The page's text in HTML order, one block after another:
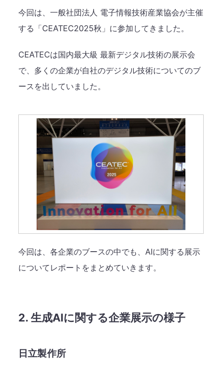
今回は、一般社団法人 電子情報技術産業協会が主催
する「CEATEC2025秋」に参加してきました。
CEATECは国内最大級 最新デジタル技術の展示会
で、多くの企業が自社のデジタル技術についてのブ
ースを出していました。
今回は、各企業のブースの中でも、AIに関する展示
についてレポートをまとめていきます。
2. 生成AIに関する企業展示の様子
日立製作所